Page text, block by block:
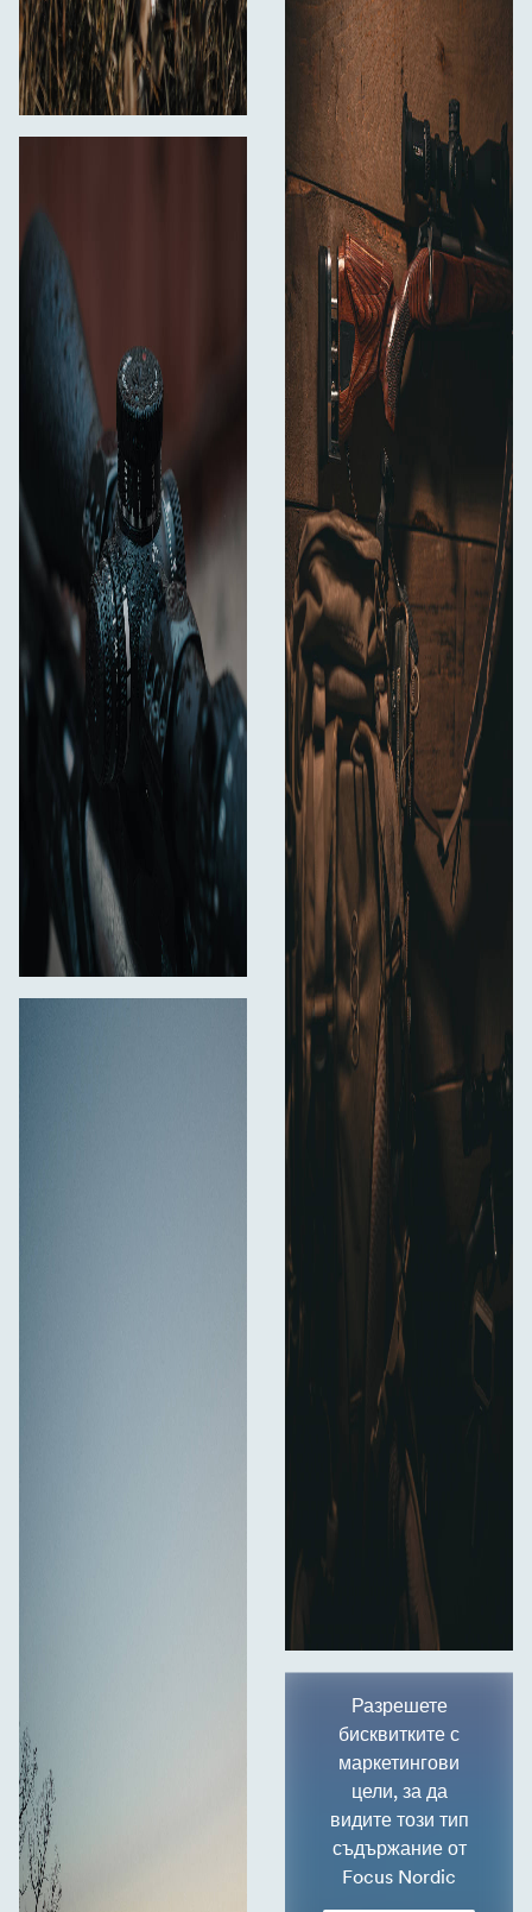
Разрешете
бисквитките с
маркетингови
цели, за да
видите този тип
съдържание от
Focus Nordic